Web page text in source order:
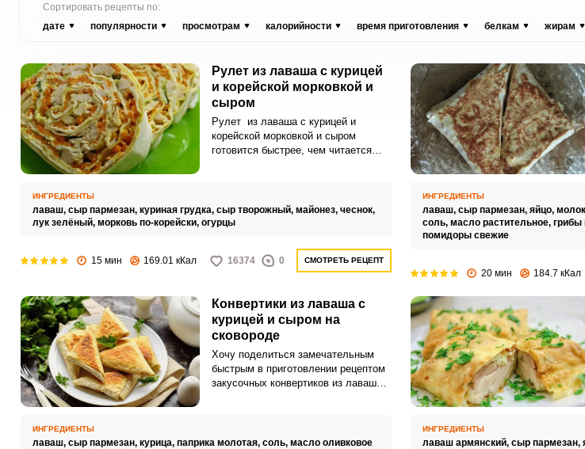
Сортировать рецепты по:
дате
популярности просмотрам калорийности время приготовления белкам жирам
Рулет из лаваша с курицей
и корейской морковкой и
сыром
Рулет из лаваша с курицей и
корейской морковкой и сыром
готовится быстрее, чем читается
сытный перекус. Причем для
начинки можно использовать
остатки из холодильника
утилизируем, и семью накормим.
ИНГРЕДИЕНТЫ
лаваш, сыр пармезан, куриная грудка, сыр творожный, майонез, чеснок,
лук зелёный, морковь по-корейски, огурцы
15 мин 169.01 кКал 16374 0 СМОТРЕТЬ РЕЦЕПТ
ИНГРЕДИЕНТЫ
лаваш, сыр пармезан, яйцо,
соль, масло растительное, грибы
помидоры свежие
20 мин 184.7 кКал
Конвертики из лаваша с
курицей и сыром на
сковороде
Хочу поделиться замечательным
быстрым в приготовлении рецептом
закусочных конвертиков из лаваша с
начинкой.
ИНГРЕДИЕНТЫ
лаваш, сыр пармезан, курица, паприка молотая, соль, масло оливковое
ИНГРЕДИЕНТЫ
лаваш армянский, сыр пармезан,